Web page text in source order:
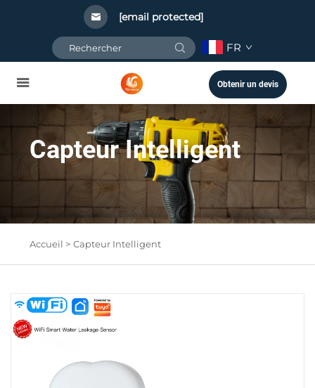
[email protected]
FR
Obtenir un devis
Capteur Intelligent
Accueil > Capteur Intelligent